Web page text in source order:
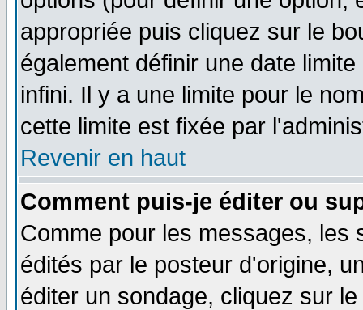
appropriée puis cliquez sur le
également définir une date
infini. Il y a une limite pour le
cette limite est fixée par
Revenir en haut
Comment puis-je éditer ou
Comme pour les messages, les
édités par le posteur d'origine,
éditer un sondage, cliquez sur